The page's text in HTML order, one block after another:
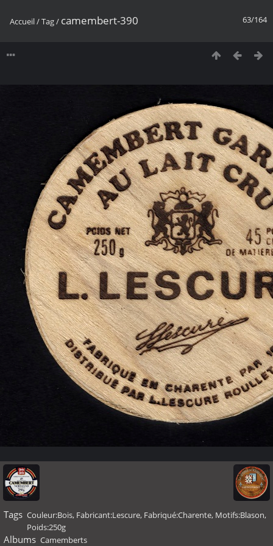
63/164
Accueil/Tag/ camembert-390
Tags Couleur:Bois, Fabricant:Lescure, Fabriqué:Charente, Motifs:Blason,
Poids:250g
Albums Camemberts